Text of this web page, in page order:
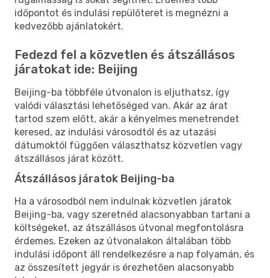
időpontot és indulási repülőteret is megnézni a
kedvezőbb ajánlatokért.
Fedezd fel a közvetlen és átszállásos
járatokat ide: Beijing
Beijing-ba többféle útvonalon is eljuthatsz, így
valódi választási lehetőséged van. Akár az árat
tartod szem előtt, akár a kényelmes menetrendet
keresed, az indulási városodtól és az utazási
dátumoktól függően választhatsz közvetlen vagy
átszállásos járat között.
Átszállásos járatok Beijing-ba
Ha a városodból nem indulnak közvetlen járatok
Beijing-ba, vagy szeretnéd alacsonyabban tartani a
költségeket, az átszállásos útvonal megfontolásra
érdemes. Ezeken az útvonalakon általában több
indulási időpont áll rendelkezésre a nap folyamán, és
az összesített jegyár is érezhetően alacsonyabb